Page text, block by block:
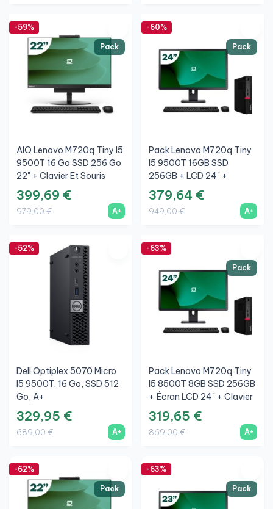
Pack
-59%
AIO Lenovo M720q Tiny I5
9500T 16 Go SSD 256 Go
22" + Clavier Et Souris
Sans Fil + WiFi
399,69 €
979,00 € A+
Pack
-60%
Pack Lenovo M720q Tiny
I5 9500T 16GB SSD
256GB + LCD 24" +
Clavier Et Souris Sans Fil +
WiFi
379,64 €
949,00 € A+
-52%
Dell Optiplex 5070 Micro
I5 9500T, 16 Go, SSD 512
Go, A+
329,95 €
689,00 € A+
Pack
-63%
Pack Lenovo M720q Tiny
I5 8500T 8GB SSD 256GB
+ Écran LCD 24" + Clavier
Et Souris Sans Fil + WiFi
319,65 €
869,00 € A+
Pack
-62%
Pack
-63%